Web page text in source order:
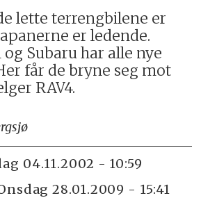
lette terrengbilene er
er ledende.
Subaru har alle nye
får de bryne seg mot
RAV4.
04.11.2002 - 10:59
onsdag 28.01.2009 - 15:41